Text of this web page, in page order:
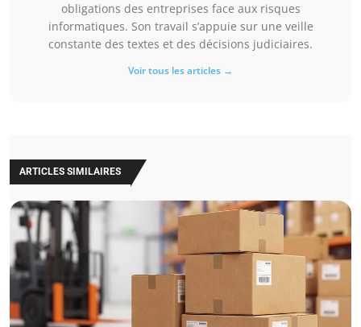
obligations des entreprises face aux risques
informatiques. Son travail s’appuie sur une veille
constante des textes et des décisions judiciaires.
Voir tous les articles →
ARTICLES SIMILAIRES